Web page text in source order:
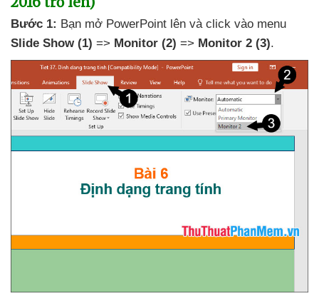
Bước 1: Bạn mở PowerPoint lên và click vào menu
Slide Show (1) => Monitor (2) => Monitor 2 (3).